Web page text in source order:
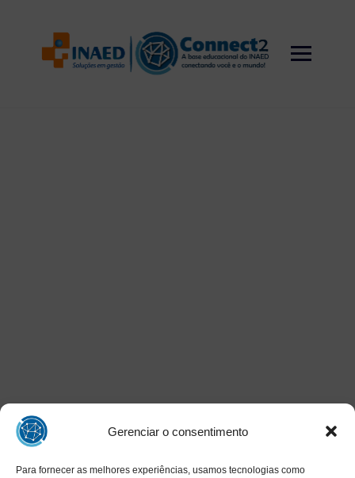
Gerenciar o consentimento
Para fornecer as melhores experiências, usamos tecnologias como